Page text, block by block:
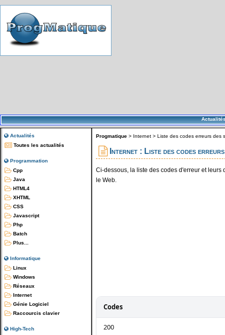
Actualités
Toutes les actualités
Programmation
Cpp
Java
HTML4
XHTML
CSS
Javascript
Php
Batch
Plus...
Informatique
Linux
Windows
Réseaux
Internet
Génie Logiciel
Raccourcis clavier
High-Tech
Progmatique > Internet > Liste des codes erreurs des
Internet : Liste des codes erreurs
Ci-dessous, la liste des codes d'erreur et
le Web.
Codes
200